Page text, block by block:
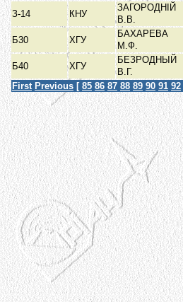
З-14
КНУ
ЗАГОРОДНІЙ
В.В.
Б30
ХГУ
БАХАРЕВА
М.Ф.
Б40
ХГУ
БЕЗРОДНЫЙ
В.Г.
First Previous [ 85 86 87 88 89 90 91 92